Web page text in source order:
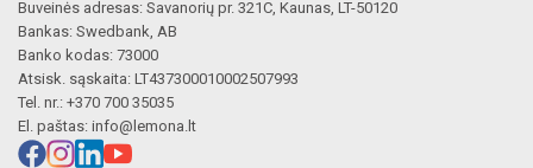
Buveinės adresas: Savanorių pr. 321C, Kaunas, LT-50120
Bankas: Swedbank, AB
Banko kodas: 73000
Atsisk. sąskaita: LT437300010002507993
Tel. nr.: +370 700 35035
El. paštas: info@lemona.lt